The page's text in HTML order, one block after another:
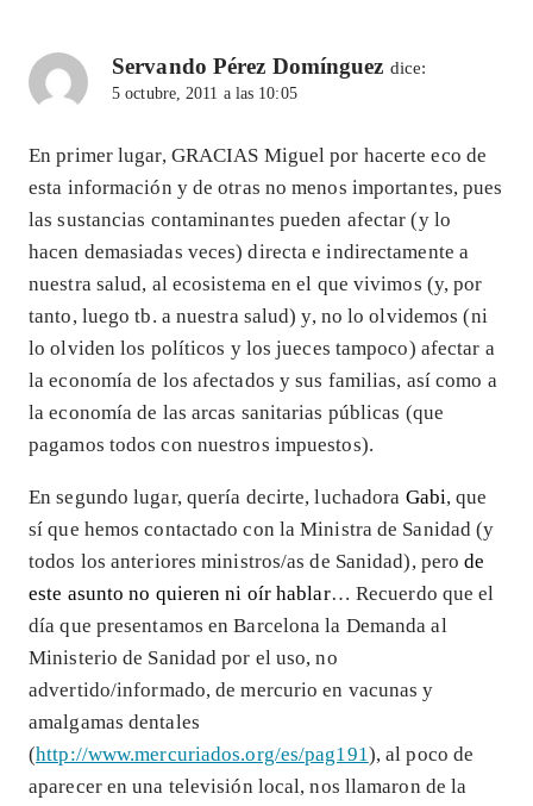
Servando Pérez Domínguez dice:
5 octubre, 2011 a las 10:05
En primer lugar, GRACIAS Miguel por hacerte eco de
esta información y de otras no menos importantes, pues
las sustancias contaminantes pueden afectar (y lo
hacen demasiadas veces) directa e indirectamente a
nuestra salud, al ecosistema en el que vivimos (y, por
tanto, luego tb. a nuestra salud) y, no lo olvidemos (ni
lo olviden los políticos y los jueces tampoco) afectar a
la economía de los afectados y sus familias, así como a
la economía de las arcas sanitarias públicas (que
pagamos todos con nuestros impuestos).
En segundo lugar, quería decirte, luchadora Gabi, que
sí que hemos contactado con la Ministra de Sanidad (y
todos los anteriores ministros/as de Sanidad), perode
este asunto no quieren ni oír hablar… Recuerdo que el
día que presentamos en Barcelona la Demanda al
Ministerio de Sanidad por el uso, no
advertido/informado, de mercurio en vacunas y
amalgamas dentales
(http://www.mercuriados.org/es/pag191), al poco de
aparecer en una televisión local, nos llamaron de la